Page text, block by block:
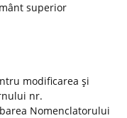
superior
modificarea şi
nr.
Nomenclatorului